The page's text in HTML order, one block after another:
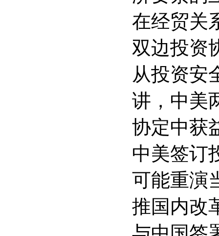
在经贸关
双边投资
从投资安
讲，中美
协定中获
中美签订
可能重演
推国内改